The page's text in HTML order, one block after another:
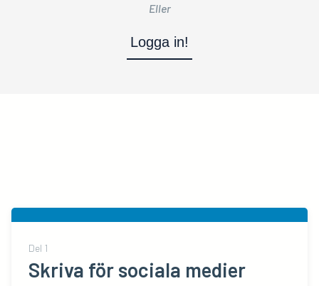
Eller
Logga in!
Del 1
Skriva för sociala medier